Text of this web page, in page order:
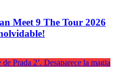
Meet 9 The Tour 2026